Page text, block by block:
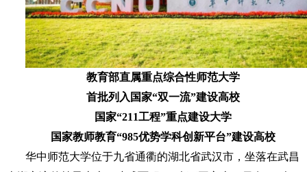
教育部直属重点综合性师范大学
首批列入国家“双一流”建设高校
国家“211工程”重点建设大学
国家教师教育“985优势学科创新平台”建设高校
华中师范大学位于九省通衢的湖北省武汉市，坐落在武昌